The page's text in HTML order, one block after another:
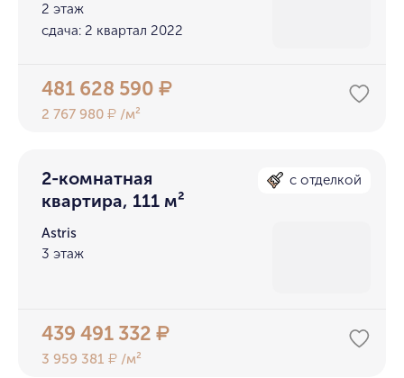
2 этаж
сдача: 2 квартал 2022
481 628 590₽
2 767 980₽ /м²
2-комнатная
квартира, 111 м²
с отделкой
Astris
3 этаж
439 491 332₽
3 959 381₽ /м²